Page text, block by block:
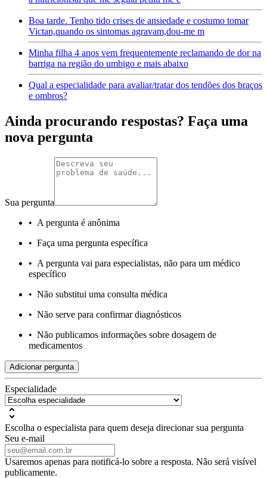
Boa tarde. Tenho tido crises de ansiedade e costumo tomar
Victan,quando os sintomas agravam,dou-me m
Minha filha 4 anos vem frequentemente reclamando de dor na
barriga na região do umbigo e mais abaixo
Qual a especialidade para avaliar/tratar dos tendões dos braços
e ombros?
Ainda procurando respostas? Faça uma
nova pergunta
Sua pergunta
• A pergunta é anônima
• Faça uma pergunta específica
• A pergunta vai para especialistas, não para um médico
específico
• Não substitui uma consulta médica
• Não serve para confirmar diagnósticos
• Não publicamos informações sobre dosagem de
medicamentos
Adicionar pergunta
Especialidade
Escolha o especialista para quem deseja direcionar sua pergunta
Seu e-mail
Usaremos apenas para notificá-lo sobre a resposta. Não será visível
publicamente.